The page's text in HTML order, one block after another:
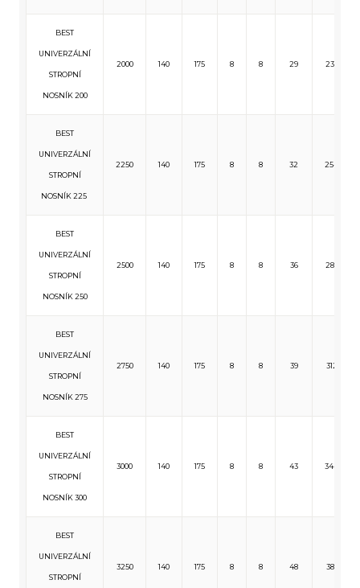
BEST
UNIVERZÁLNÍ
STROPNÍ
NOSNÍK 200
2000 140 175 8 8 29 233
BEST
UNIVERZÁLNÍ
STROPNÍ
NOSNÍK 225
2250 140 175 8 8 32 254
BEST
UNIVERZÁLNÍ
STROPNÍ
NOSNÍK 250
2500 140 175 8 8 36 285
BEST
UNIVERZÁLNÍ
STROPNÍ
NOSNÍK 275
2750 140 175 8 8 39 312
BEST
UNIVERZÁLNÍ
STROPNÍ
NOSNÍK 300
3000 140 175 8 8 43 344
BEST
UNIVERZÁLNÍ
STROPNÍ
3250 140 175 8 8 48 381